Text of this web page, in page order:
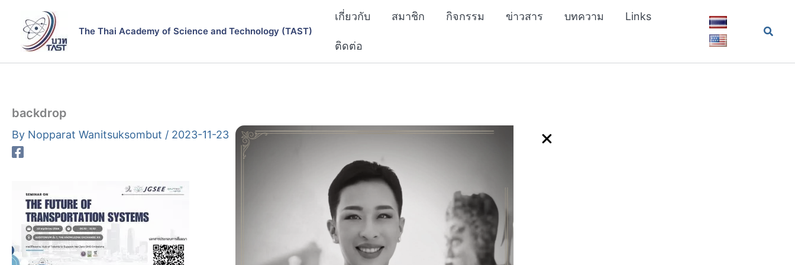
content
The Thai Academy of Science and Technology (TAST)
เกี่ยวกับ สมาชิก กิจกรรม ข่าวสาร บทความ Links
ติดต่อ
backdrop
By Nopparat Wanitsuksombut / 2023-11-23